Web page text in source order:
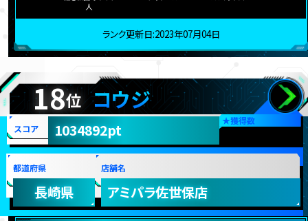
人
ランク更新日:2023年07月04日
18位 コウジ
★獲得数
スコア 1034892pt
都道府県
長崎県
店舗名
アミパラ佐世保店